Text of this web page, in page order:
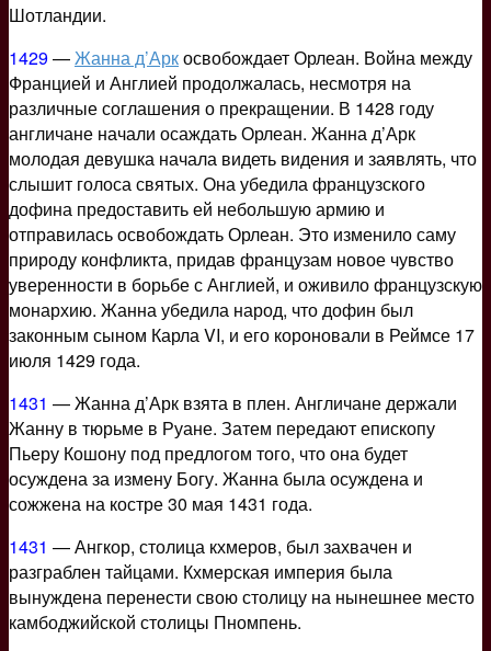
Шотландии.
1429—Жанна д’Аркосвобождает Орлеан. Война между
Францией и Англией продолжалась, несмотря на
различные соглашения о прекращении. В 1428 году
англичане начали осаждать Орлеан. Жанна д’Арк
молодая девушка начала видеть видения и заявлять, что
слышит голоса святых. Она убедила французского
дофина предоставить ей небольшую армию и
отправилась освобождать Орлеан. Это изменило саму
природу конфликта, придав французам новое чувство
уверенности в борьбе с Англией, и оживило французскую
монархию. Жанна убедила народ, что дофин был
законным сыном Карла VI, и его короновали в Реймсе 17
июля 1429 года.
1431 — Жанна д’Арк взята в плен. Англичане держали
Жанну в тюрьме в Руане. Затем передают епископу
Пьеру Кошону под предлогом того, что она будет
осуждена за измену Богу. Жанна была осуждена и
сожжена на костре 30 мая 1431 года.
1431 — Ангкор, столица кхмеров, был захвачен и
разграблен тайцами. Кхмерская империя была
вынуждена перенести свою столицу на нынешнее место
камбоджийской столицы Пномпень.